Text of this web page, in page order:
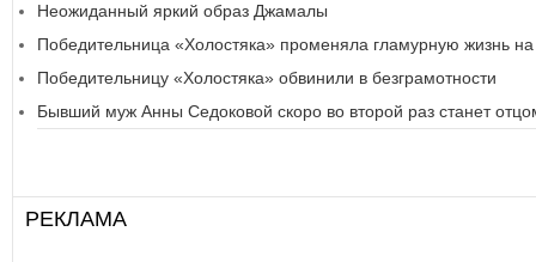
Неожиданный яркий образ Джамалы
Победительница «Холостяка» променяла гламурную жизнь на
Победительницу «Холостяка» обвинили в безграмотности
Бывший муж Анны Седоковой скоро во второй раз станет
РЕКЛАМА